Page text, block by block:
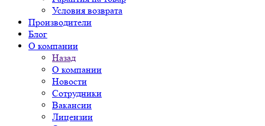
Условия возврата
Производители
Блог
О компании
Назад
О компании
Новости
Сотрудники
Вакансии
Лицензии